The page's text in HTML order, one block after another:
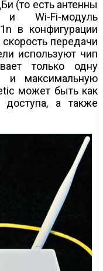
(то есть антенны
Wi-Fi-модуль
в конфигурации
передачи
используют чип
только одну
и максимальную
может быть как
доступа, а также